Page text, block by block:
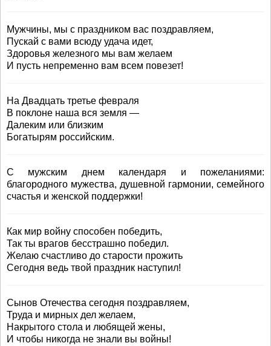
Мужчины, мы с праздником вас поздравляем,
Пускай с вами всюду удача идет,
Здоровья железного мы вам желаем
И пусть непременно вам всем повезет!
На Двадцать третье февраля
В поклоне наша вся земля —
Далеким или близким
Богатырям российским.
С мужским днем календаря и пожеланиями:
благородного мужества, душевной гармонии, семейного
счастья и женской поддержки!
Как мир войну способен победить,
Так ты врагов бесстрашно победил.
Желаю счастливо до старости прожить
Сегодня ведь твой праздник наступил!
Сынов Отечества сегодня поздравляем,
Труда и мирных дел желаем,
Накрытого стола и любящей жены,
И чтобы никогда не знали вы войны!